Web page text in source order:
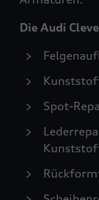
Die Audi
Spot-